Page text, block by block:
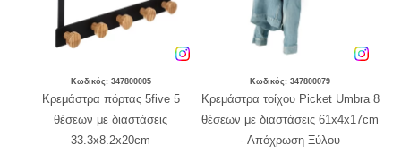
Κωδικός: 347800005
Κρεμάστρα πόρτας 5five 5
θέσεων με διαστάσεις
33.3x8.2x20cm
Κωδικός: 347800079
Κρεμάστρα τοίχου Picket Umbra 8
θέσεων με διαστάσεις 61x4x17cm
- Απόχρωση Ξύλου